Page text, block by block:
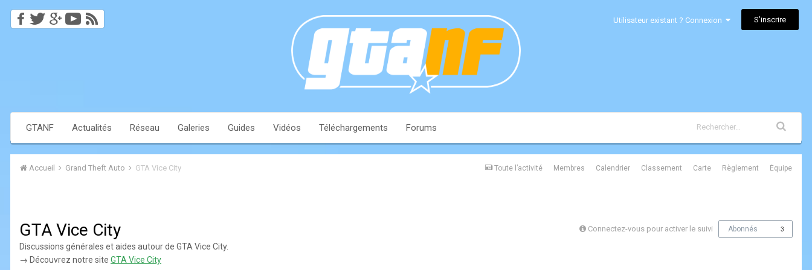
Utilisateur existant ? Connexion S’inscrire
GTANF Actualités Réseau Galeries Guides Vidéos Téléchargements Forums
Toute l’activité Membres Calendrier Classement Carte Règlement Équipe
Accueil Grand Theft Auto GTA Vice City
GTA Vice City Connectez-vous pour activer le suivi Abonnés 3
Discussions générales et aides autour de GTA Vice City.
→ Découvrez notre site GTA Vice City